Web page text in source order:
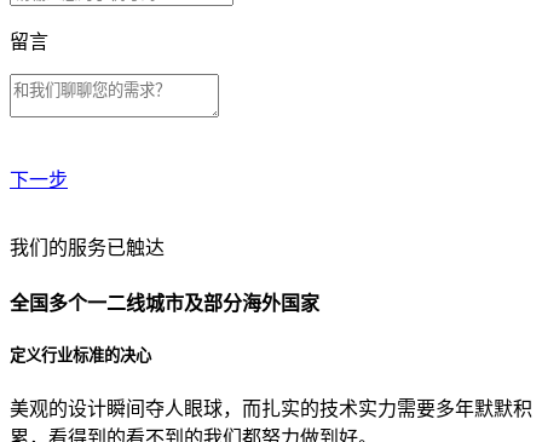
留言
下一步
贵公司预算范围是？
贵公司的团队规模是？
目前主要的营销渠道是？
我们的服务已触达
全国多个一二线城市及部分海外国家
定义行业标准的决心
美观的设计瞬间夺人眼球，而扎实的技术实力需要多年默默积
累，看得到的看不到的我们都努力做到好。